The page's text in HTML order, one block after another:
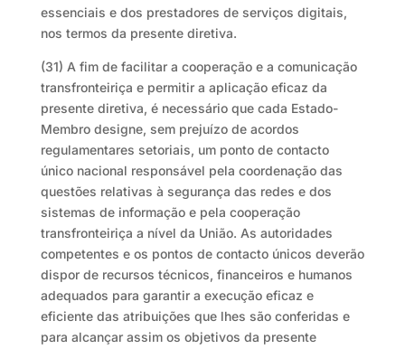
essenciais e dos prestadores de serviços digitais,
nos termos da presente diretiva.
(31) A fim de facilitar a cooperação e a comunicação
transfronteiriça e permitir a aplicação eficaz da
presente diretiva, é necessário que cada Estado-
Membro designe, sem prejuízo de acordos
regulamentares setoriais, um ponto de contacto
único nacional responsável pela coordenação das
questões relativas à segurança das redes e dos
sistemas de informação e pela cooperação
transfronteiriça a nível da União. As autoridades
competentes e os pontos de contacto únicos deverão
dispor de recursos técnicos, financeiros e humanos
adequados para garantir a execução eficaz e
eficiente das atribuições que lhes são conferidas e
para alcançar assim os objetivos da presente